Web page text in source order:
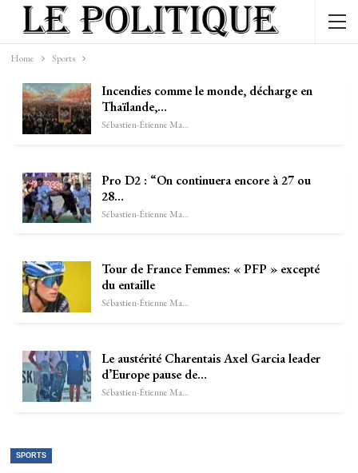
Home Sports
Incendies comme le monde, décharge en
Thaïlande,…
Sébastien-Étienne Marechal
Pro D2 : “On continuera encore à 27 ou
28…
Sébastien-Étienne Marechal
Tour de France Femmes: « PFP » excepté
du entaille
Sébastien-Étienne Marechal
Le austérité Charentais Axel Garcia leader
d’Europe pause de…
Sébastien-Étienne Marechal
SPORTS